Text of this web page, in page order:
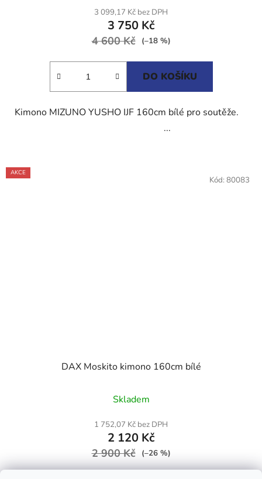
produktu
je
5,0
3 099,17 Kč bez DPH
3 750 Kč
4 600 Kč (–18 %)
DO KOŠÍKU
Kimono MIZUNO YUSHO IJF 160cm bílé pro soutěže.
...
AKCE
DAX Moskito kimono 160cm bílé
hodnocení
produktu
je
4,5
z
Skladem
1 752,07 Kč bez DPH
2 120 Kč
2 900 Kč (–26 %)
Kód: 80083